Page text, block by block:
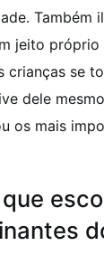
Também
jeito próprio
crianças se
dele
os mais
que